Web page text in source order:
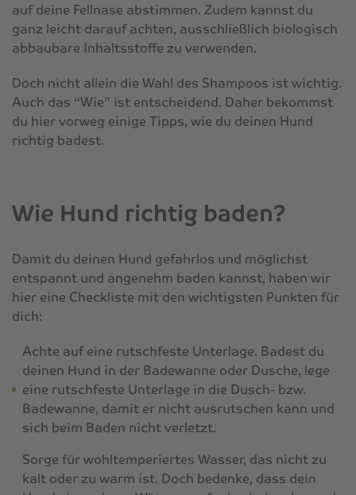
auf deine Fellnase abstimmen. Zudem kannst du
ganz leicht darauf achten, ausschließlich biologisch
abbaubare Inhaltsstoffe zu verwenden.
Doch nicht allein die Wahl des Shampoos ist wichtig.
Auch das “Wie” ist entscheidend. Daher bekommst
du hier vorweg einige Tipps, wie du deinen Hund
richtig badest.
Wie Hund richtig baden?
Damit du deinen Hund gefahrlos und möglichst
entspannt und angenehm baden kannst, haben wir
hier eine Checkliste mit den wichtigsten Punkten für
dich:
Achte auf eine rutschfeste Unterlage. Badest du
deinen Hund in der Badewanne oder Dusche, lege
eine rutschfeste Unterlage in die Dusch- bzw.
Badewanne, damit er nicht ausrutschen kann und
sich beim Baden nicht verletzt.
Sorge für wohltemperiertes Wasser, das nicht zu
kalt oder zu warm ist. Doch bedenke, dass dein